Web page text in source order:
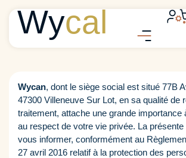
Wycal
Wycan, dont le siège social est situé 77B
47300 Villeneuve Sur Lot, en sa qualité de
traitement, attache une grande importance
au respect de votre vie privée. La
vous informer, conformément au
27 avril 2016 relatif à la protection des